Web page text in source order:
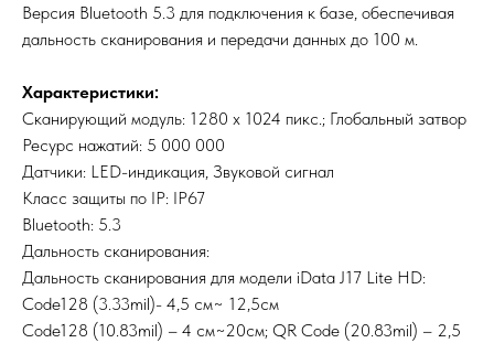
Версия Bluetooth 5.3 для подключения к базе, обеспечивая
дальность сканирования и передачи данных до 100 м.
Характеристики:
Сканирующий модуль: 1280 x 1024 пикс.; Глобальный затвор
Ресурс нажатий: 5 000 000
Датчики: LED-индикация, Звуковой сигнал
Класс защиты по IP: IP67
Bluetooth: 5.3
Дальность сканирования:
Дальность сканирования для модели iData J17 Lite HD:
Code128 (3.33mil)- 4,5 см~ 12,5см
Code128 (10.83mil) – 4 см~20см; QR Code (20.83mil) – 2,5